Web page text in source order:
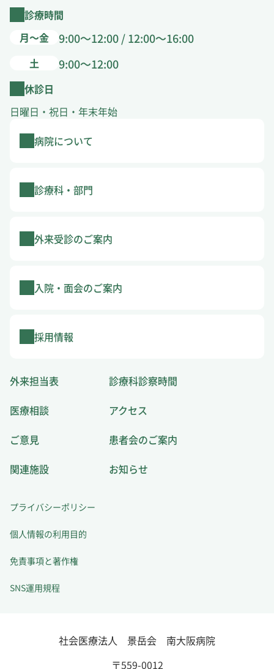
診療時間
月～金
9:00～12:00 / 12:00～16:00
土 9:00～12:00
休診日
日曜日・祝日・年末年始
病院について
診療科・部門
外来受診のご案内
入院・面会のご案内
採用情報
外来担当表
診療科診察時間
医療相談
アクセス
ご意見
患者会のご案内
関連施設
お知らせ
プライバシーポリシー
個人情報の利用目的
免責事項と著作権
SNS運用規程
社会医療法人 景岳会 南大阪病院
〒559-0012